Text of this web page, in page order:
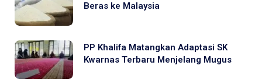
Beras ke Malaysia
PP Khalifa Matangkan Adaptasi SK
Kwarnas Terbaru Menjelang Mugus